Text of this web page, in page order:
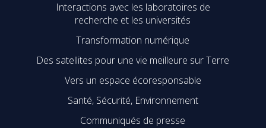
Interactions avec les laboratoires de
recherche et les universités
Transformation numérique
Des satellites pour une vie meilleure sur Terre
Vers un espace écoresponsable
Santé, Sécurité, Environnement
Communiqués de presse